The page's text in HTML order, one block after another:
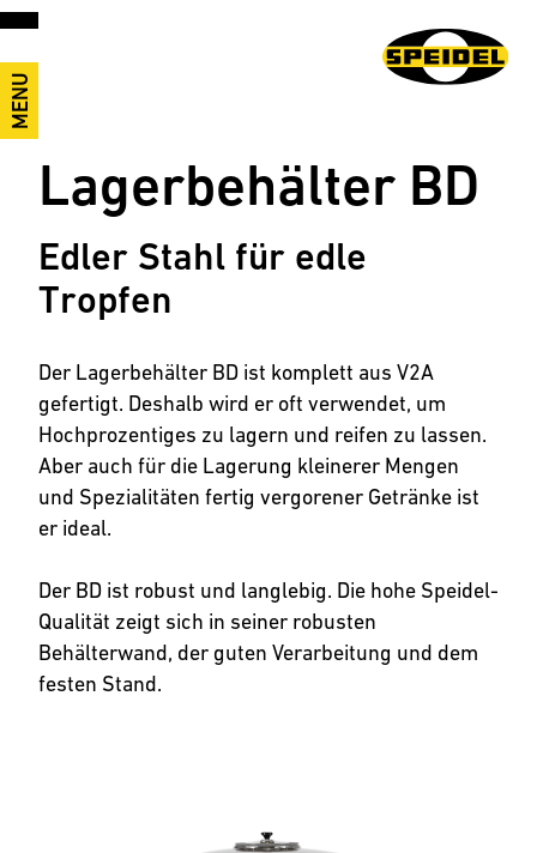
MENU
Lagerbehälter BD
Edler Stahl für edle
Tropfen
Der Lagerbehälter BD ist komplett aus V2A
gefertigt. Deshalb wird er oft verwendet, um
Hochprozentiges zu lagern und reifen zu lassen.
Aber auch für die Lagerung kleinerer Mengen
und Spezialitäten fertig vergorener Getränke ist
er ideal.
Der BD ist robust und langlebig. Die hohe Speidel-
Qualität zeigt sich in seiner robusten
Behälterwand, der guten Verarbeitung und dem
festen Stand.